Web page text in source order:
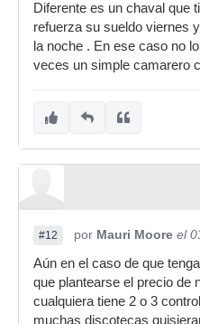
Diferente es un chaval que
refuerza su sueldo viernes
la noche . En ese caso no
veces un simple camarero
#12 por Mauri Moore el
Aún en el caso de que
que plantearse el precio de
cualquiera tiene 2 o 3
muchas discotecas